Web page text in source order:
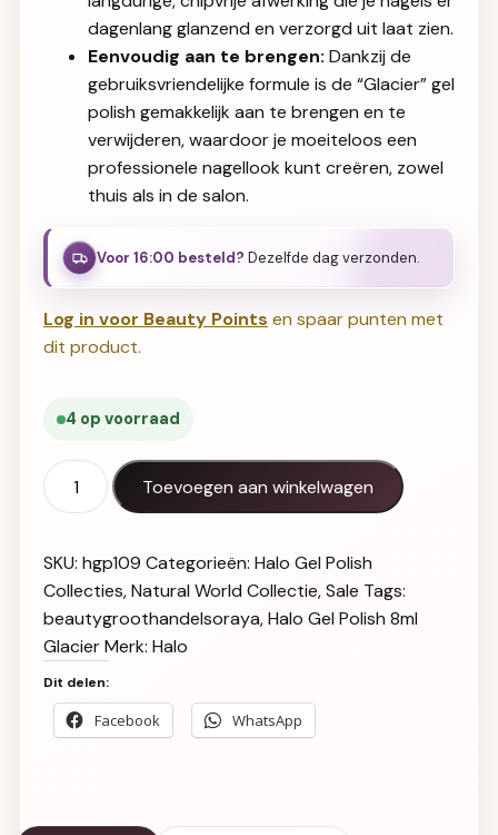
dagenlang glanzend en verzorgd uit laat zien.
Eenvoudig aan te brengen: Dankzij de
gebruiksvriendelijke formule is de “Glacier” gel
polish gemakkelijk aan te brengen en te
verwijderen, waardoor je moeiteloos een
professionele nagellook kunt creëren, zowel
thuis als in de salon.
Voor 16:00 besteld? Dezelfde dag verzonden.
Log in voor Beauty Points en spaar punten met
dit product.
4 op voorraad
Halo Gel Polish 8ml Glacier Hema-Vrij aantal
Toevoegen aan winkelwagen
SKU: hgp109 Categorieën: Halo Gel Polish
Collecties,Natural World Collectie,Sale Tags:
beautygroothandelsoraya,Halo Gel Polish 8ml
GlacierMerk: Halo
Dit delen:
Facebook WhatsApp